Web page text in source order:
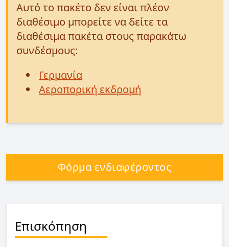
Αυτό το πακέτο δεν είναι πλέον
διαθέσιμο μπορείτε να δείτε τα
διαθέσιμα πακέτα στους παρακάτω
συνδέσμους:
Γερμανία
Αεροπορική εκδρομή
Φόρμα ενδιαφέροντος
Επισκόπηση